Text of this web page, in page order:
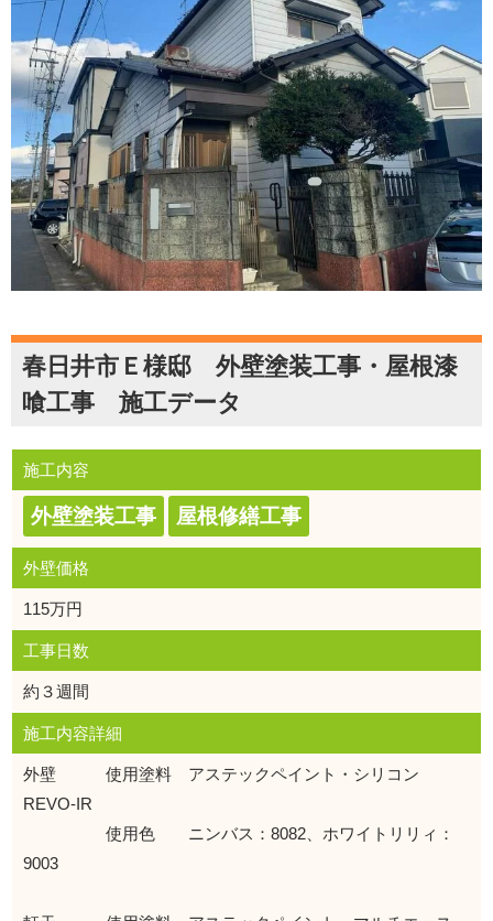
春日井市Ｅ様邸 外壁塗装工事・屋根漆
喰工事 施工データ
施工内容
外壁塗装工事 屋根修繕工事
外壁価格
115万円
工事日数
約３週間
施工内容詳細
外壁 使用塗料 アステックペイント・シリコン
REVO-IR
使用色 ニンバス：8082、ホワイトリリィ：
9003